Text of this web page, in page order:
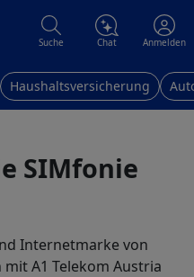
Suche Chat Anmelden
Haushaltsversicherung
SIMfonie
Internetmarke von
A1 Telekom Austria